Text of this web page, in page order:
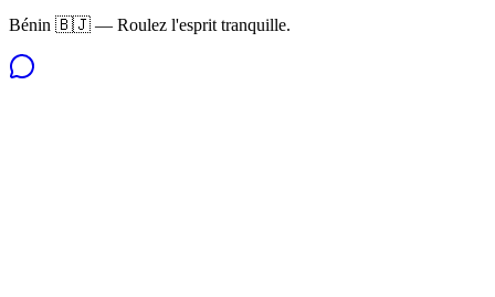
Bénin 🇧🇯 — Roulez l'esprit tranquille.